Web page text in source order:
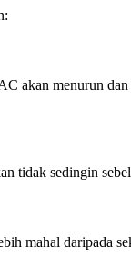
akan menurun
tidak sedingin
mahal daripada